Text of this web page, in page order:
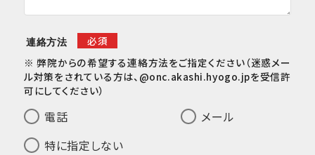
連絡方法
必須
※ 弊院からの希望する連絡方法をご指定ください（迷惑メー
ル対策をされている方は、@onc.akashi.hyogo.jpを受信許
可にしてください）
電話
メール
特に指定しない